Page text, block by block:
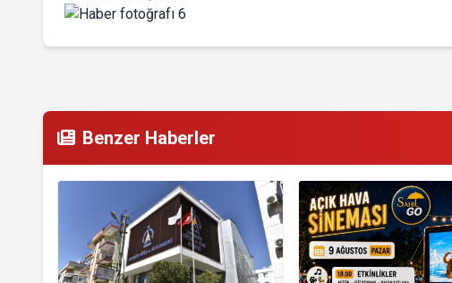
Benzer Haberler